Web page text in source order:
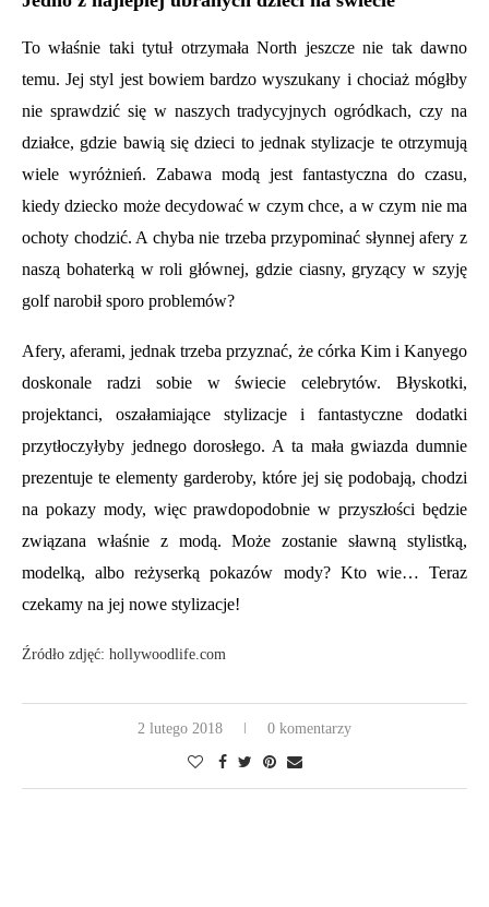
To właśnie taki tytuł otrzymała North jeszcze nie tak dawno
temu. Jej styl jest bowiem bardzo wyszukany i chociaż mógłby
nie sprawdzić się w naszych tradycyjnych ogródkach, czy na
działce, gdzie bawią się dzieci to jednak stylizacje te otrzymują
wiele wyróżnień. Zabawa modą jest fantastyczna do czasu,
kiedy dziecko może decydować w czym chce, a w czym nie ma
ochoty chodzić. A chyba nie trzeba przypominać słynnej afery z
naszą bohaterką w roli głównej, gdzie ciasny, gryzący w szyję
golf narobił sporo problemów?
Afery, aferami, jednak trzeba przyznać, że córka Kim i Kanyego
doskonale radzi sobie w świecie celebrytów. Błyskotki,
projektanci, oszałamiające stylizacje i fantastyczne dodatki
przytłoczyłyby jednego dorosłego. A ta mała gwiazda dumnie
prezentuje te elementy garderoby, które jej się podobają, chodzi
na pokazy mody, więc prawdopodobnie w przyszłości będzie
związana właśnie z modą. Może zostanie sławną stylistką,
modelką, albo reżyserką pokazów mody? Kto wie… Teraz
czekamy na jej nowe stylizacje!
Źródło zdjęć: hollywoodlife.com
2 lutego 2018 0 komentarzy